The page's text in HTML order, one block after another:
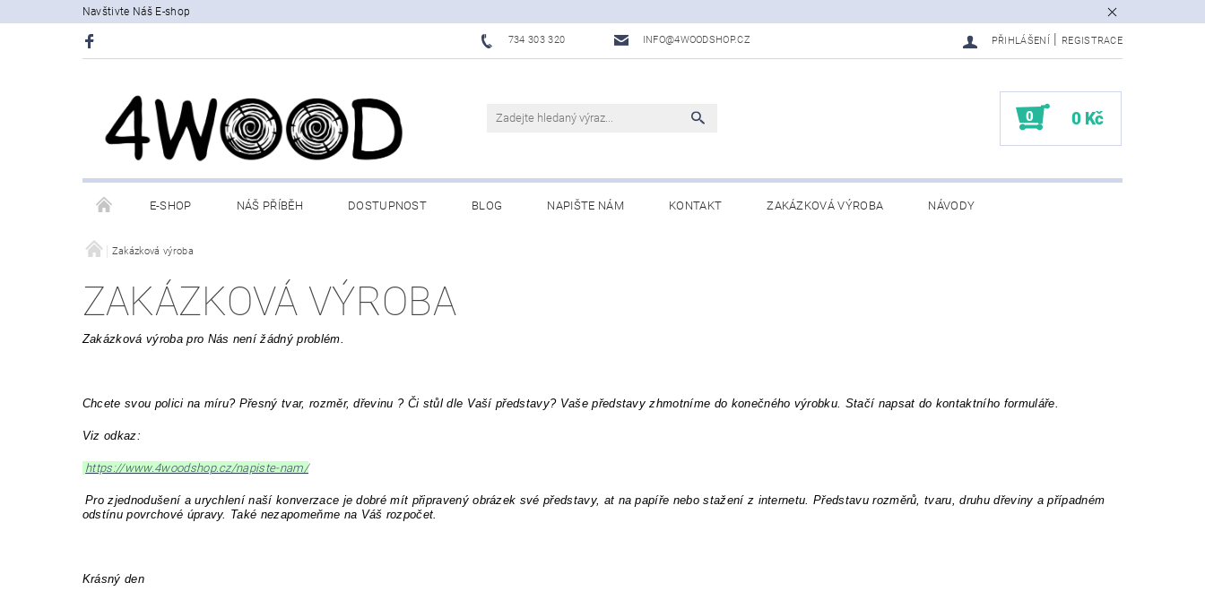
Navštivte Náš E-shop
734 303 320 INFO@4WOODSHOP.CZ PŘIHLÁŠENÍ REGISTRACE
0 0 Kč
E-SHOP NÁŠ PŘÍBĚH DOSTUPNOST BLOG NAPIŠTE NÁM KONTAKT ZAKÁZKOVÁ VÝROBA NÁVODY
Zakázková výroba
ZAKÁZKOVÁ VÝROBA
Zakázková výroba pro Nás není žádný problém.
Chcete svou polici na míru? Přesný tvar, rozměr, dřevinu ? Či stůl dle Vaší představy? Vaše představy zhmotníme do konečného výrobku. Stačí napsat do kontaktního formuláře.
Viz odkaz:
https://www.4woodshop.cz/napiste-nam/
Pro zjednodušení a urychlení naší konverzace je dobré mít připravený obrázek své představy, at na papíře nebo stažení z internetu. Představu rozměrů, tvaru, druhu dřeviny a případném
odstínu povrchové úpravy. Také nezapomeňme na Váš rozpočet.
Krásný den